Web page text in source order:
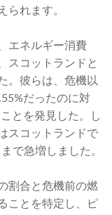
られます。
エネルギー消費
スコットランドと
。彼らは、危機以
だったのに対
とを発見した。し
スコットランドで
で急増しました。
割合と危機前の燃
ことを特定し、ピ